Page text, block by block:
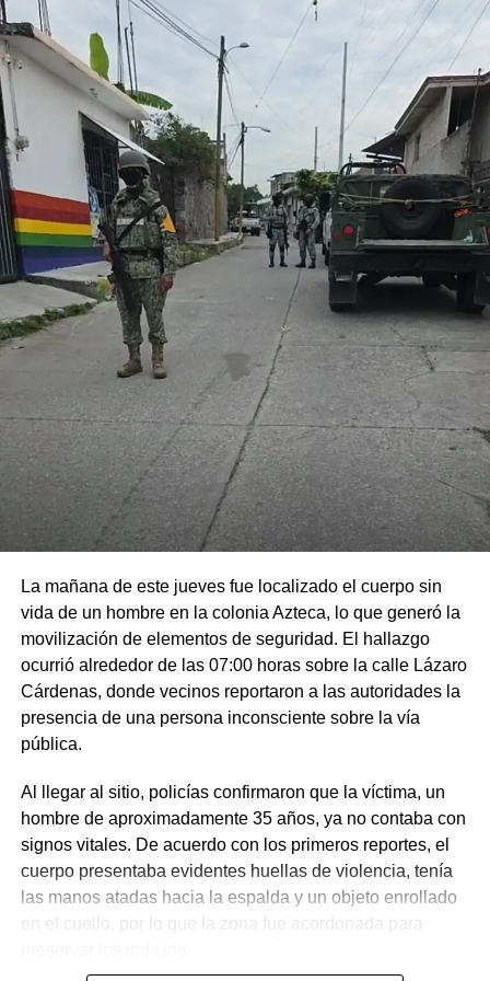
tras los recientes incidentes registrados durante
celebraciones en la capital.
La mañana de este jueves fue localizado el cuerpo sin
vida de un hombre en la colonia Azteca, lo que generó la
movilización de elementos de seguridad. El hallazgo
ocurrió alrededor de las 07:00 horas sobre la calle Lázaro
Cárdenas, donde vecinos reportaron a las autoridades la
presencia de una persona inconsciente sobre la vía
pública.
Al llegar al sitio, policías confirmaron que la víctima, un
hombre de aproximadamente 35 años, ya no contaba con
signos vitales. De acuerdo con los primeros reportes, el
cuerpo presentaba evidentes huellas de violencia, tenía
las manos atadas hacia la espalda y un objeto enrollado
en el cuello, por lo que la zona fue acordonada para